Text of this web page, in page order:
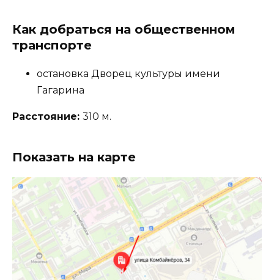
Как добраться на общественном
транспорте
остановка Дворец культуры имени
Гагарина
Расстояние: 310 м.
Показать на карте